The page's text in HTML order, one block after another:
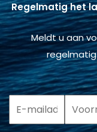
Regelmatig het
Meldt u aan